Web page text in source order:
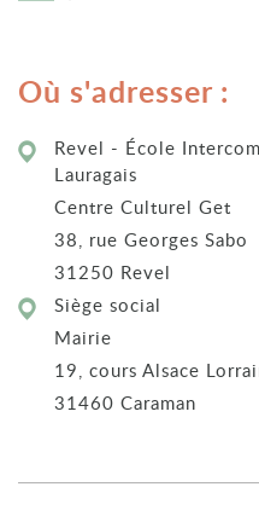
Où s'adresser :
Revel - École
Lauragais
Centre Culturel Get
38, rue Georges Sabo
31250 Revel
Siège social
Mairie
19, cours Alsace
31460 Caraman